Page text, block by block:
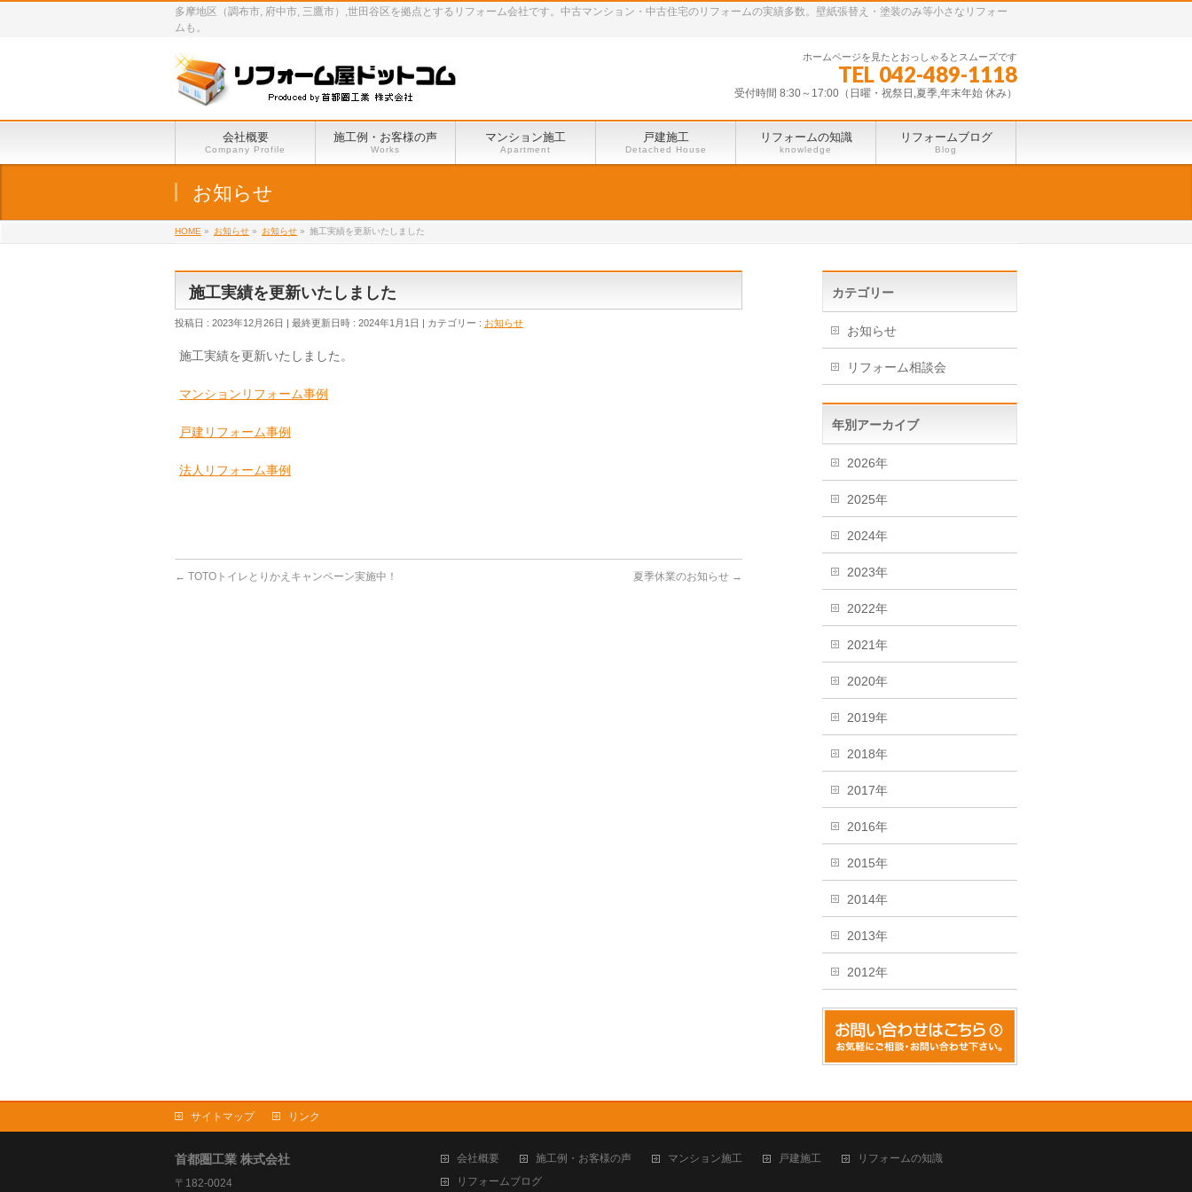
多摩地区（調布市, 府中市, 三鷹市）,世田谷区を拠点とするリフォーム会社です。中古マンション・中古住宅のリフォームの実績多数。壁紙張替え・塗装のみ等小さなリフォー
ムも。
ホームページを見たとおっしゃるとスムーズです
TEL 042-489-1118
受付時間 8:30～17:00（日曜・祝祭日,夏季,年末年始 休み）
会社概要
Company Profile
施工例・お客様の声
Works
マンション施工
Apartment
戸建施工
Detached House
リフォームの知識
knowledge
リフォームブログ
Blog
お知らせ
HOME » お知らせ » お知らせ » 施工実績を更新いたしました
施工実績を更新いたしました
投稿日 : 2023年12月26日 最終更新日時 : 2024年1月1日 カテゴリー : お知らせ
施工実績を更新いたしました。
マンションリフォーム事例
戸建リフォーム事例
法人リフォーム事例
← TOTOトイレとりかえキャンペーン実施中！ 夏季休業のお知らせ →
カテゴリー
お知らせ
リフォーム相談会
年別アーカイブ
2026年
2025年
2024年
2023年
2022年
2021年
2020年
2019年
2018年
2017年
2016年
2015年
2014年
2013年
2012年
サイトマップ リンク
首都圏工業 株式会社
〒182-0024
会社概要 施工例・お客様の声 マンション施工 戸建施工
リフォームの知識
リフォームブログ